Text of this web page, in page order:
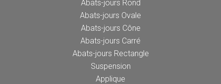
Abats-jours Rond
Abats-jours Ovale
Abats-jours Cône
Abats-jours Carré
Abats-jours Rectangle
Suspension
Applique